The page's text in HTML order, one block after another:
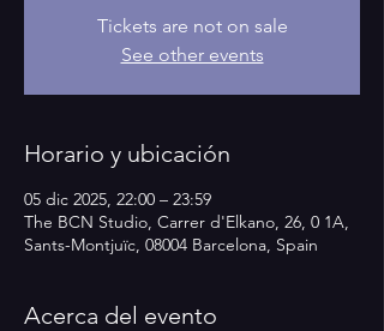
Tickets are not on sale
See other events
Horario y ubicación
05 dic 2025, 22:00 – 23:59
The BCN Studio, Carrer d'Elkano, 26, 0 1A,
Sants-Montjuïc, 08004 Barcelona, Spain
Acerca del evento